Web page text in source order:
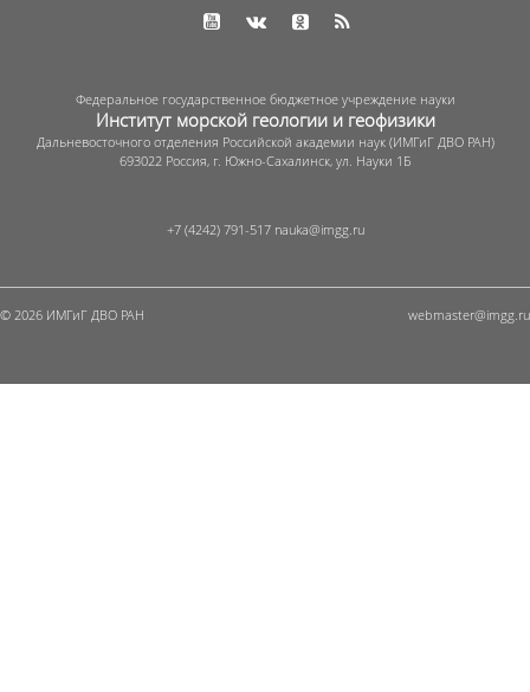
Федеральное государственное бюджетное учреждение науки
Институт морской геологии и геофизики
Дальневосточного отделения Российской академии наук (ИМГиГ ДВО РАН)
693022 Россия, г. Южно-Сахалинск, ул. Науки 1Б
+7 (4242) 791-517
© 2026 ИМГиГ ДВО РАН